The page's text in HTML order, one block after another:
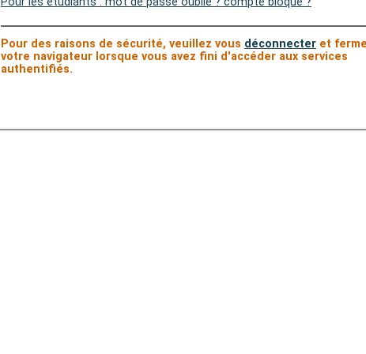
Pour des raisons de sécurité, veuillez vous déconnecter et
votre navigateur lorsque vous avez fini d'accéder aux services
authentifiés.